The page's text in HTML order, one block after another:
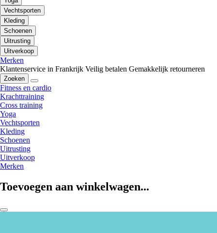
Vechtsporten
Kleding
Schoenen
Uitrusting
Uitverkoop
Merken
Klantenservice in Frankrijk Veilig betalen Gemakkelijk retourneren
Zoeken
Fitness en cardio
Krachttraining
Cross training
Yoga
Vechtsporten
Kleding
Schoenen
Uitrusting
Uitverkoop
Merken
Toevoegen aan winkelwagen...